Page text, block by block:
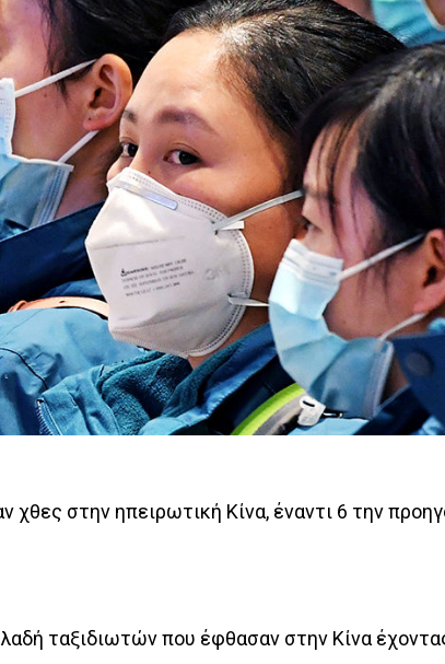
στην ηπειρωτική Κίνα, έναντι 6 την
ταξιδιωτών που έφθασαν στην Κίνα